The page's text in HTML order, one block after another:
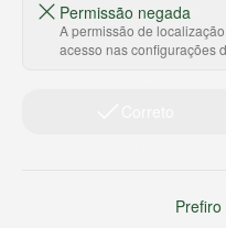
Ajuda e Suporte
Trabalhe conosco
Permissão negada
A permissão de
acesso nas configurações